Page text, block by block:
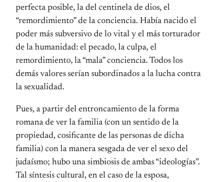
perfecta posible, la del centinela de dios, el
“remordimiento” de la conciencia. Había nacido el
poder más subversivo de lo vital y el más torturador
de la humanidad: el pecado, la culpa, el
remordimiento, la “mala” conciencia. Todos los
demás valores serían subordinados a la lucha contra
la sexualidad.
Pues, a partir del entroncamiento de la forma
romana de ver la familia (con un sentido de la
propiedad, cosificante de las personas de dicha
familia) con la manera sesgada de ver el sexo del
judaísmo; hubo una simbiosis de ambas “ideologías”.
Tal síntesis cultural, en el caso de la esposa,